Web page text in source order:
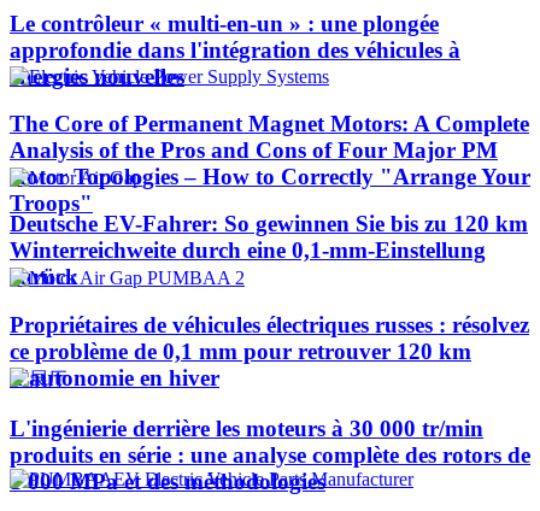
Le contrôleur « multi-en-un » : une plongée
approfondie dans l'intégration des véhicules à
énergies nouvelles
The Core of Permanent Magnet Motors: A Complete
Analysis of the Pros and Cons of Four Major PM
Rotor Topologies – How to Correctly "Arrange Your
Troops"
Deutsche EV-Fahrer: So gewinnen Sie bis zu 120 km
Winterreichweite durch eine 0,1-mm-Einstellung
zurück
Propriétaires de véhicules électriques russes : résolvez
ce problème de 0,1 mm pour retrouver 120 km
d'autonomie en hiver
L'ingénierie derrière les moteurs à 30 000 tr/min
produits en série : une analyse complète des rotors de
1 000 MPa et des méthodologies